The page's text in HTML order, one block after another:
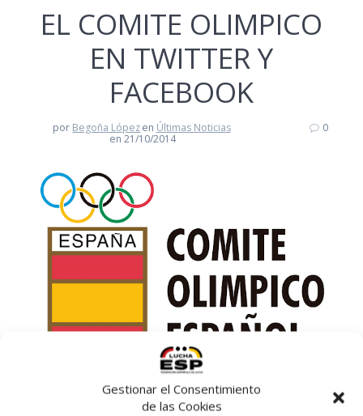
Gestionar el Consentimiento
de las Cookies
EL COMITE OLIMPICO
EN TWITTER Y
FACEBOOK
por Begoña Lópezen Últimas Noticias
en 21/10/2014
0